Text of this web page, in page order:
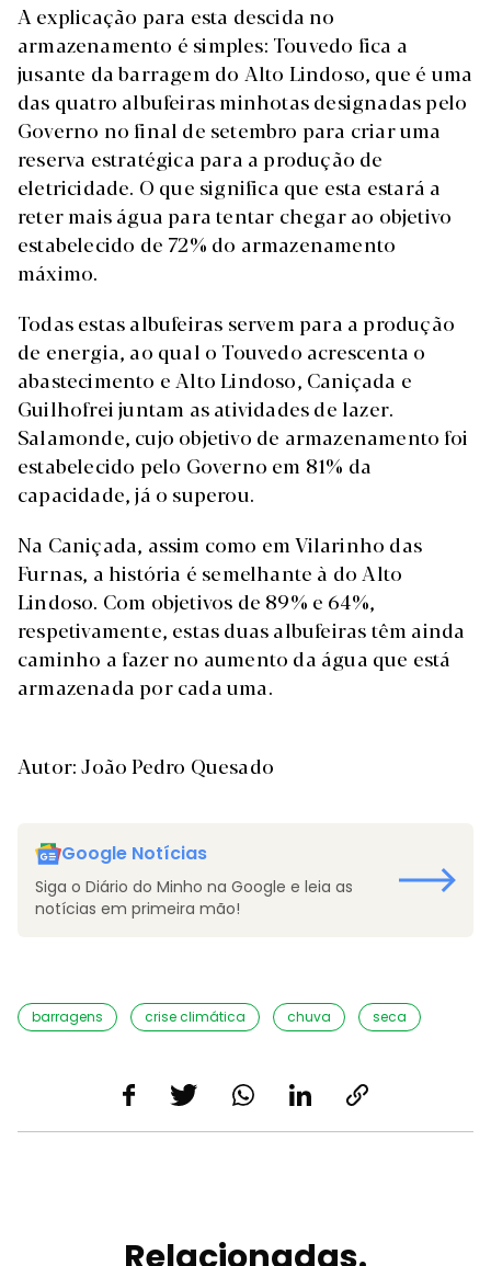
A explicação para esta descida no
armazenamento é simples: Touvedo fica a
jusante da barragem do Alto Lindoso, que é uma
das quatro albufeiras minhotas designadas pelo
Governo no final de setembro para criar uma
reserva estratégica para a produção de
eletricidade. O que significa que esta estará a
reter mais água para tentar chegar ao objetivo
estabelecido de 72% do armazenamento
máximo.
Todas estas albufeiras servem para a produção
de energia, ao qual o Touvedo acrescenta o
abastecimento e Alto Lindoso, Caniçada e
Guilhofrei juntam as atividades de lazer.
Salamonde, cujo objetivo de armazenamento foi
estabelecido pelo Governo em 81% da
capacidade, já o superou.
Na Caniçada, assim como em Vilarinho das
Furnas, a história é semelhante à do Alto
Lindoso. Com objetivos de 89% e 64%,
respetivamente, estas duas albufeiras têm ainda
caminho a fazer no aumento da água que está
armazenada por cada uma.
Autor: João Pedro Quesado
Google Notícias
Siga o Diário do Minho na Google e leia as
notícias em primeira mão!
barragens crise climática chuva seca